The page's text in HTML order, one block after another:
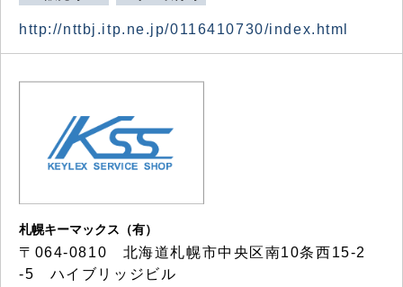
http://nttbj.itp.ne.jp/0116410730/index.html
札幌キーマックス（有）
〒064-0810 北海道札幌市中央区南10条西15-2
-5 ハイブリッジビル